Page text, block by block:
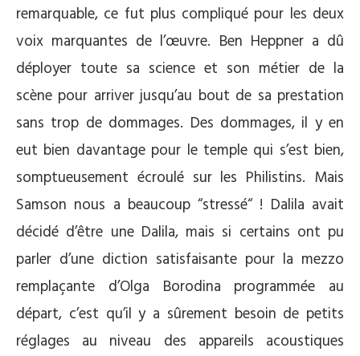
remarquable, ce fut plus compliqué pour les deux
voix marquantes de l’œuvre. Ben Heppner a dû
déployer toute sa science et son métier de la
scène pour arriver jusqu’au bout de sa prestation
sans trop de dommages. Des dommages, il y en
eut bien davantage pour le temple qui s’est bien,
somptueusement écroulé sur les Philistins. Mais
Samson nous a beaucoup “stressé“ ! Dalila avait
décidé d’être une Dalila, mais si certains ont pu
parler d’une diction satisfaisante pour la mezzo
remplaçante d’Olga Borodina programmée au
départ, c’est qu’il y a sûrement besoin de petits
réglages au niveau des appareils acoustiques